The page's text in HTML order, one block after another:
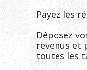
Payez les
Déposez
revenus et
toutes les